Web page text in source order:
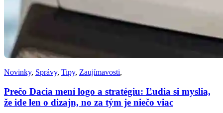
Novinky, Správy, Tipy, Zaujímavosti,
Prečo Dacia mení logo a stratégiu: Ľudia si myslia,
že ide len o dizajn, no za tým je niečo viac